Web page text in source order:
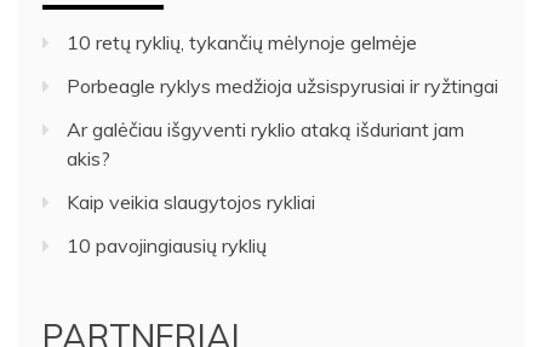
10 retų ryklių, tykančių mėlynoje gelmėje
Porbeagle ryklys medžioja užsispyrusiai ir ryžtingai
Ar galėčiau išgyventi ryklio ataką išduriant jam
akis?
Kaip veikia slaugytojos rykliai
10 pavojingiausių ryklių
PARTNERIAI